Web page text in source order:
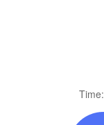
Time: